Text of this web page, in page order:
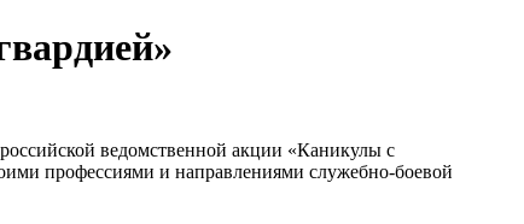
ведомственной акции «Каникулы с
профессиями и направлениями служебно-боевой